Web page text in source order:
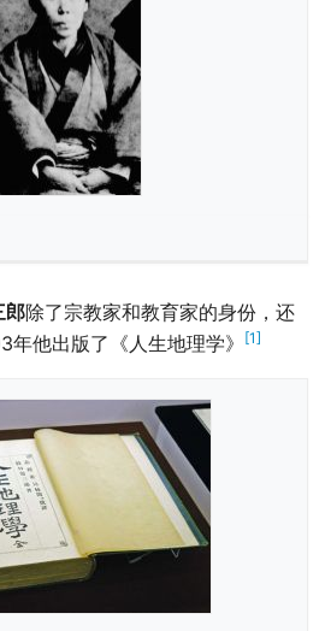
郎除了宗教家和教育家的身份，还
他出版了《人生地理学》
[1]